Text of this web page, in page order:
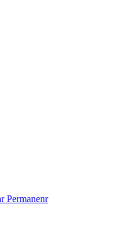
Permanenr